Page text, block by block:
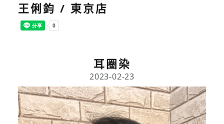
王俐鈞 / 東京店
耳圈染
2023-02-23